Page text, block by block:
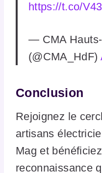
https://t.co/
— CMA
(@CMA_HdF)
Conclusion
Rejoignez le
artisans
Mag et
reconnaissance